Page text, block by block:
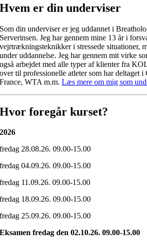
Hvem er din underviser
Som din underviser er jeg uddannet i
Serverinsen. Jeg har gennem mine 13 år i
vejrtrækningsteknikker i stressede situationer,
under uddannelse. Jeg har gennem mit virke
også arbejdet med alle typer af klienter fra
over til professionelle atleter som har
France, WTA m.m.Læs mere om mig som
Hvor foregår kurset?
2026
fredag 28.08.26. 09.00-15.00
fredag 04.09.26. 09.00-15.00
fredag 11.09.26. 09.00-15.00
fredag 18.09.26. 09.00-15.00
fredag 25.09.26. 09.00-15.00
Eksamen fredag den 02.10.26. 09.00-15.00